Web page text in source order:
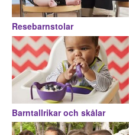
Resebarnstolar
Barntallrikar och skålar